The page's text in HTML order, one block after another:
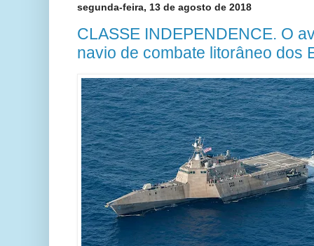
segunda-feira, 13 de agosto de 2018
CLASSE INDEPENDENCE. O
navio de combate litorâneo dos